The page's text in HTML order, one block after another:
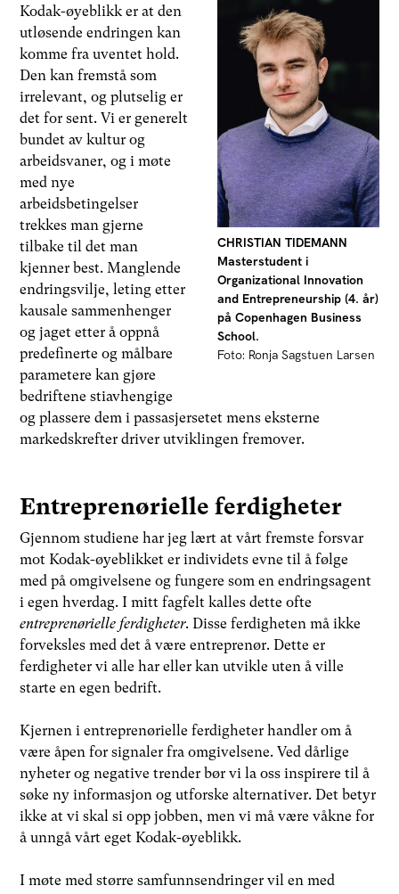
CHRISTIAN TIDEMANN
Masterstudent i
Organizational Innovation
and Entrepreneurship (4. år)
på Copenhagen Business
School.
Foto: Ronja Sagstuen Larsen
Kodak-øyeblikk er at den
utløsende endringen kan
komme fra uventet hold.
Den kan fremstå som
irrelevant, og plutselig er
det for sent. Vi er generelt
bundet av kultur og
arbeidsvaner, og i møte
med nye
arbeidsbetingelser
trekkes man gjerne
tilbake til det man
kjenner best. Manglende
endringsvilje, leting etter
kausale sammenhenger
og jaget etter å oppnå
predefinerte og målbare
parametere kan gjøre
bedriftene stiavhengige
og plassere dem i passasjersetet mens eksterne
markedskrefter driver utviklingen fremover.
Entreprenørielle ferdigheter
Gjennom studiene har jeg lært at vårt fremste forsvar
mot Kodak-øyeblikket er individets evne til å følge
med på omgivelsene og fungere som en endringsagent
i egen hverdag. I mitt fagfelt kalles dette ofte
entreprenørielle ferdigheter. Disse ferdigheten må ikke
forveksles med det å være entreprenør. Dette er
ferdigheter vi alle har eller kan utvikle uten å ville
starte en egen bedrift.
Kjernen i entreprenørielle ferdigheter handler om å
være åpen for signaler fra omgivelsene. Ved dårlige
nyheter og negative trender bør vi la oss inspirere til å
søke ny informasjon og utforske alternativer. Det betyr
ikke at vi skal si opp jobben, men vi må være våkne for
å unngå vårt eget Kodak-øyeblikk.
I møte med større samfunnsendringer vil en med